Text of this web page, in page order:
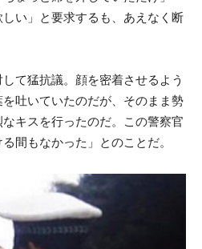
しい」と要求するも、あえなく断
て猛抗議。顔を密着させるよう
吐いていたのだが、そのまま勢
キスを行ったのだ。この警察官
間もなかった」とのことだ。